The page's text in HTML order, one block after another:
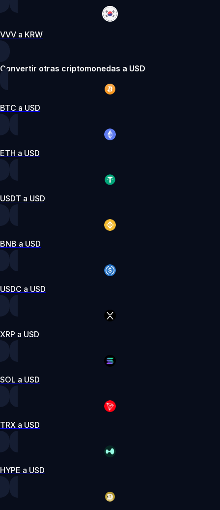
VVV a KRW
Convertir otras criptomonedas a USD
BTC a USD
ETH a USD
USDT a USD
BNB a USD
USDC a USD
XRP a USD
SOL a USD
TRX a USD
HYPE a USD